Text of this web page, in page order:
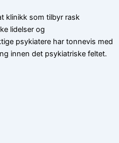
klinikk som tilbyr rask
lidelser og
psykiatere har tonnevis med
innen det psykiatriske feltet.